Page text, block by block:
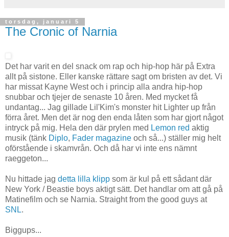
torsdag, januari 5
The Cronic of Narnia
Det har varit en del snack om rap och hip-hop här på Extra
allt på sistone. Eller kanske rättare sagt om bristen av det. Vi
har missat Kayne West och i princip alla andra hip-hop
snubbar och tjejer de senaste 10 åren. Med mycket få
undantag... Jag gillade Lil'Kim's monster hit Lighter up från
förra året. Men det är nog den enda låten som har gjort något
intryck på mig. Hela den där prylen med Lemon red aktig
musik (tänk Diplo, Fader magazine och så...) ställer mig helt
oförstående i skamvrån. Och då har vi inte ens nämnt
raeggeton...
Nu hittade jag detta lilla klipp som är kul på ett sådant där
New York / Beastie boys aktigt sätt. Det handlar om att gå på
Matinefilm och se Narnia. Straight from the good guys at
SNL.
Biggups...